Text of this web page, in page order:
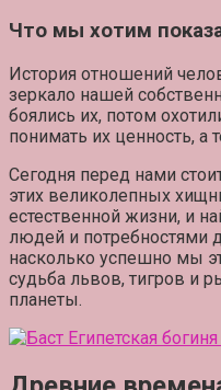
Что мы хотим
История отношений
зеркало нашей
боялись их, потом
понимать их ценность, а
Сегодня перед нами
этих великолепных
естественной жизни, и
людей и потребностями
насколько успешно мы
судьба львов, тигров и
планеты.